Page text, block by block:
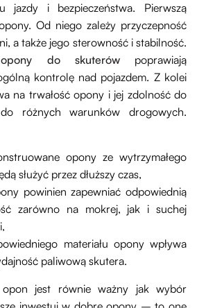
jazdy i bezpieczeństwa. Pierwszą
Od niego zależy przyczepność
a także jego sterowność i stabilność.
opony do skuterówpoprawiają
kontrolę nad pojazdem. Z kolei
na trwałość opony i jej zdolność do
różnych warunków drogowych.
opony ze wytrzymałego
służyć przez dłuższy czas,
powinien zapewniać odpowiednią
zarówno na mokrej, jak i suchej
materiału opony wpływa
paliwową skutera.
jest równie ważny jak wybór